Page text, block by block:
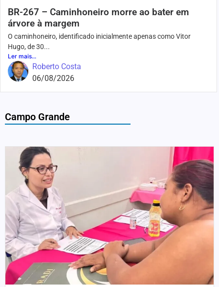
BR-267 – Caminhoneiro morre ao bater em
árvore à margem
O caminhoneiro, identificado inicialmente apenas como Vitor
Hugo, de 30...
Ler mais...
Roberto Costa
06/08/2026
Campo Grande